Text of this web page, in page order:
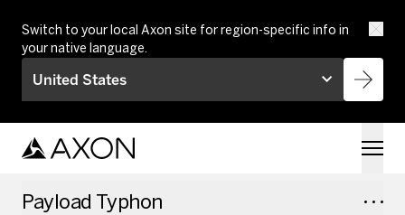
Switch to your local Axon site for region-specific info in
your native language.
United States
Payload Typhon